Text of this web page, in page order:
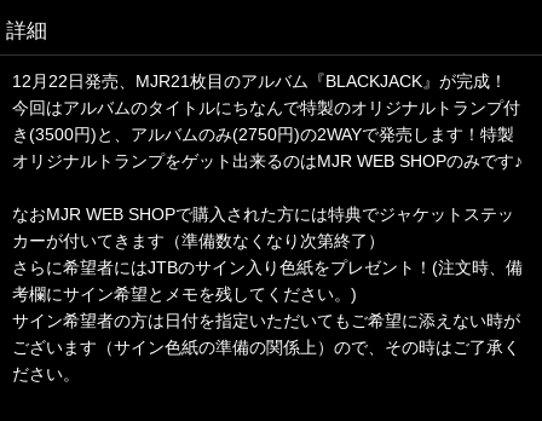
詳細
12月22日発売、MJR21枚目のアルバム『BLACKJACK』が完成！
今回はアルバムのタイトルにちなんで特製のオリジナルトランプ付
き(3500円)と、アルバムのみ(2750円)の2WAYで発売します！特製
オリジナルトランプをゲット出来るのはMJR WEB SHOPのみです♪
なおMJR WEB SHOPで購入された方には特典でジャケットステッ
カーが付いてきます（準備数なくなり次第終了）
さらに希望者にはJTBのサイン入り色紙をプレゼント！(注文時、備
考欄にサイン希望とメモを残してください。)
サイン希望者の方は日付を指定いただいてもご希望に添えない時が
ございます（サイン色紙の準備の関係上）ので、その時はご了承く
ださい。